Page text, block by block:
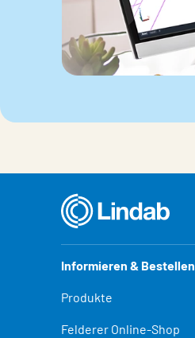
Informieren & Bestellen
Produkte
Felderer Online-Shop